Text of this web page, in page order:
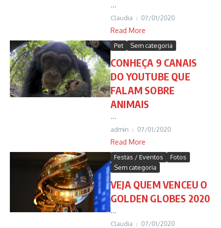
...
Claudia 07/01/2020
Read More
Pet Sem categoria
CONHEÇA 9 CANAIS
DO YOUTUBE QUE
FALAM SOBRE
ANIMAIS
...
admin 07/01/2020
Read More
Festas / Eventos
Fotos
Sem categoria
VEJA QUEM VENCEU O
GOLDEN GLOBES 2020
...
Claudia 07/01/2020